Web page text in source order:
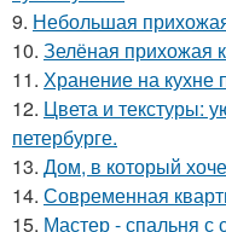
9. Небольшая
10. Зелёная прихожая
11. Хранение на кухне
12. Цвета и текстуры:
петербурге.
13. Дом, в который
14. Современная
15. Мастер - спальня с